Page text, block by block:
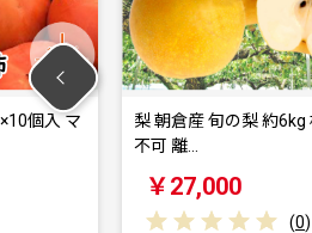
個入 マ
梨 朝倉産 旬の梨 約6kg
不可 離…
￥27,000
(0)